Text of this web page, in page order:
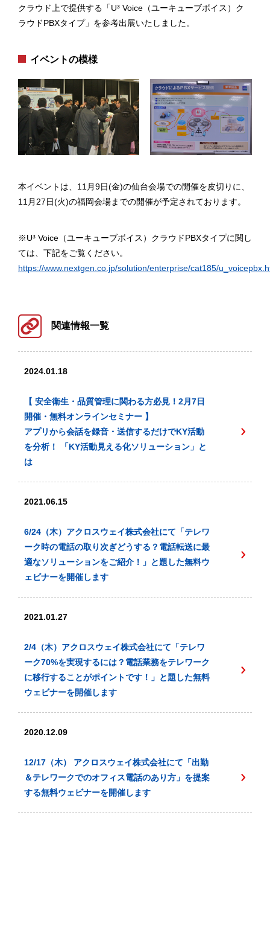
クラウド上で提供する「U³ Voice（ユーキューブボイス）ク
ラウドPBXタイプ」を参考出展いたしました。
イベントの模様
本イベントは、11月9日(金)の仙台会場での開催を皮切りに、
11月27日(火)の福岡会場までの開催が予定されております。
※U³ Voice（ユーキューブボイス）クラウドPBXタイプに関し
ては、下記をご覧ください。
https://www.nextgen.co.jp/solution/enterprise/cat185/
関連情報一覧
2024.01.18
【 安全衛生・品質管理に関わる方必見！2月7日
開催・無料オンラインセミナー 】
アプリから会話を録音・送信するだけでKY活動
を分析！ 「KY活動見える化ソリューション」と
は
2021.06.15
6/24（木）アクロスウェイ株式会社にて「テレワ
ーク時の電話の取り次ぎどうする？電話転送に最
適なソリューションをご紹介！」と題した無料ウ
ェビナーを開催します
2021.01.27
2/4（木）アクロスウェイ株式会社にて「テレワ
ーク70%を実現するには？電話業務をテレワーク
に移行することがポイントです！」と題した無料
ウェビナーを開催します
2020.12.09
12/17（木） アクロスウェイ株式会社にて「出勤
＆テレワークでのオフィス電話のあり方」を提案
する無料ウェビナーを開催します